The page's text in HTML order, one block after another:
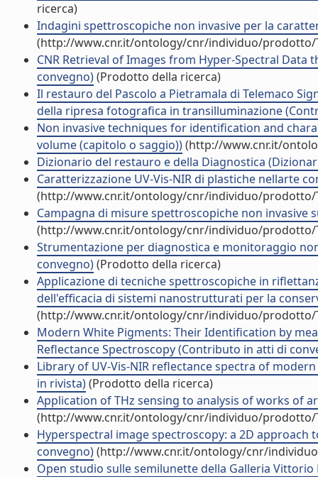
ricerca)
Indagini spettroscopiche non invasive per la
(http://www.cnr.it/ontology/cnr/individuo/prodotto/
CNR Retrieval of Images from Hyper-Spectral
convegno)(Prodotto della ricerca)
Il restauro del Pascolo a Pietramala di Telemaco
della ripresa fotografica in transilluminazione
Non invasive techniques for identification and
volume (capitolo o saggio))(http://www.cnr.it/
Dizionario del restauro e della Diagnostica
Caratterizzazione UV-Vis-NIR di plastiche nellarte
(http://www.cnr.it/ontology/cnr/individuo/prodotto/
Campagna di misure spettroscopiche non invasive
(http://www.cnr.it/ontology/cnr/individuo/prodotto/
Strumentazione per diagnostica e monitoraggio
convegno)(Prodotto della ricerca)
Applicazione di tecniche spettroscopiche in
dell'efficacia di sistemi nanostrutturati per la
(http://www.cnr.it/ontology/cnr/individuo/prodotto/
Modern White Pigments: Their Identification by
Reflectance Spectroscopy (Contributo in atti di
Library of UV-Vis-NIR reflectance spectra of
in rivista)(Prodotto della ricerca)
Application of THz sensing to analysis of works of
(http://www.cnr.it/ontology/cnr/individuo/prodotto/
Hyperspectral image spectroscopy: a 2D
convegno)(http://www.cnr.it/ontology/cnr/
Open studio sulle semilunette della Galleria Vittorio